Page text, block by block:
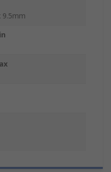
9.5mm